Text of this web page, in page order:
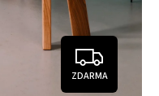
ZDARMA